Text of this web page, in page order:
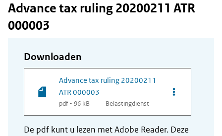
Advance tax ruling 20200211 ATR
000003
Downloaden
Advance tax ruling 20200211
ATR 000003
pdf - 96 kB Belastingdienst
Opties van
De pdf kunt u lezen met Adobe Reader. Deze